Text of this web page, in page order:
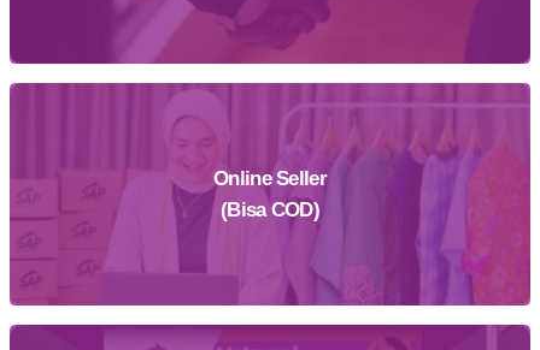
Daftar Sekarang
Online Seller
(Bisa COD)